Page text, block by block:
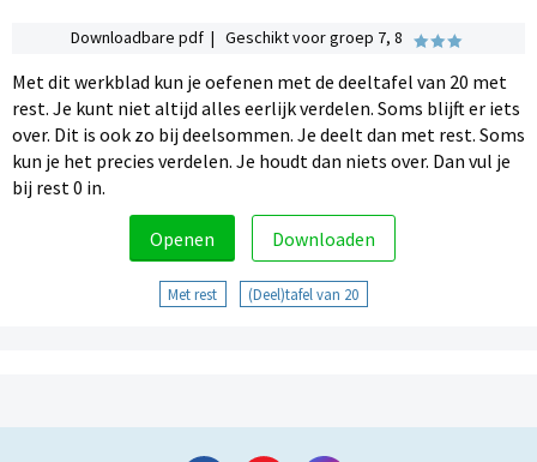
Downloadbare pdf | Geschikt voor groep 7, 8
Met dit werkblad kun je oefenen met de deeltafel van 20 met
rest. Je kunt niet altijd alles eerlijk verdelen. Soms blijft er iets
over. Dit is ook zo bij deelsommen. Je deelt dan met rest. Soms
kun je het precies verdelen. Je houdt dan niets over. Dan vul je
bij rest 0 in.
Openen Downloaden
Met rest (Deel)tafel van 20